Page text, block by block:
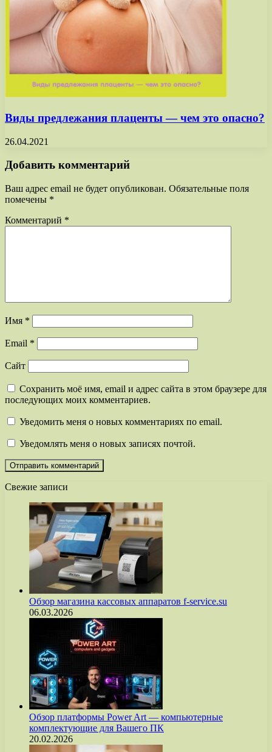
Виды предлежания плаценты — чем это опасно?
26.04.2021
Добавить комментарий
Ваш адрес email не будет опубликован. Обязательные поля
помечены *
Комментарий *
Имя *
Email *
Сайт
Сохранить моё имя, email и адрес сайта в этом браузере для
последующих моих комментариев.
Уведомить меня о новых комментариях по email.
Уведомлять меня о новых записях почтой.
Свежие записи
Обзор магазина кассовых аппаратов f-service.su
06.03.2026
Обзор платформы Power Art — компьютерные
комплектующие для Вашего ПК
20.02.2026